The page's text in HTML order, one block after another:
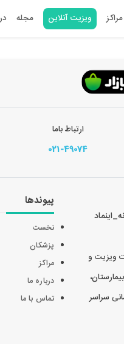
مراکز ویزیت آنلاین مجله
ارتباط باما
021-49074
ویزیت و
سراسر
پیوندها
نخست
پزشکان
مراکز
درباره ما
تماس با ما